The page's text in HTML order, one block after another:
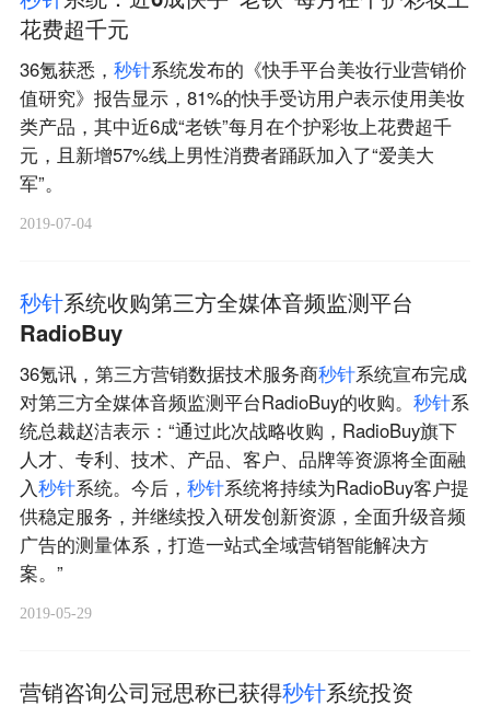
花费超千元
36氪获悉， 秒针系统发布的《快手平台美妆行业营销价
值研究》报告显示，81%的快手受访用户表示使用美妆
类产品，其中近6成“老铁”每月在个护彩妆上花费超千
元，且新增57%线上男性消费者踊跃加入了“爱美大
军”。
2019-07-04
秒针系统收购第三方全媒体音频监测平台
RadioBuy
36氪讯，第三方营销数据技术服务商秒针系统宣布完成
对第三方全媒体音频监测平台RadioBuy的收购。 秒针系
统总裁赵洁表示：“通过此次战略收购，RadioBuy旗下
人才、专利、技术、产品、客户、品牌等资源将全面融
入秒针系统。今后， 秒针系统将持续为RadioBuy客户提
供稳定服务，并继续投入研发创新资源，全面升级音频
广告的测量体系，打造一站式全域营销智能解决方
案。”
2019-05-29
营销咨询公司冠思称已获得秒针系统投资